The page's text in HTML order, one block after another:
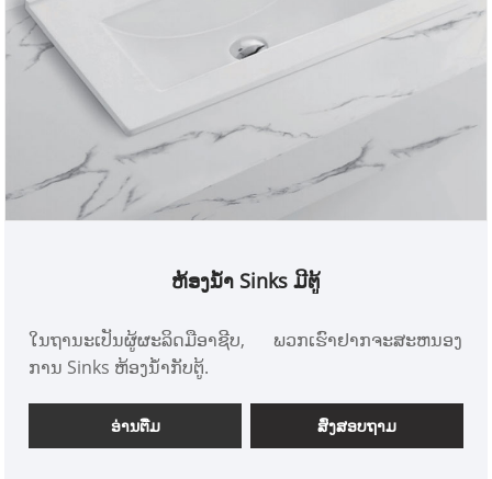
ຫ້ອງນ້ໍາ Sinks ມີຕູ້
ໃນຖານະເປັນຜູ້ຜະລິດມືອາຊີບ, ພວກເຮົາຢາກຈະສະຫນອງ
ການ Sinks ຫ້ອງນ້ໍາກັບຕູ້.
ອ່ານ​ຕື່ມ ສົ່ງສອບຖາມ